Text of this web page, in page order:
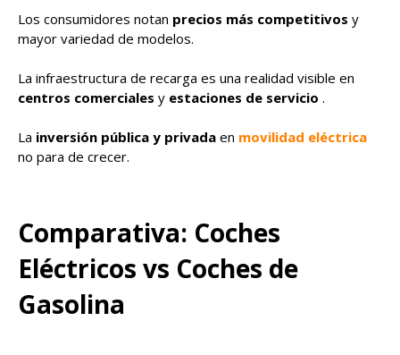
Los consumidores notan precios más competitivos y
mayor variedad de modelos.
La infraestructura de recarga es una realidad visible en
centros comerciales y estaciones de servicio .
La inversión pública y privada en movilidad eléctrica
no para de crecer.
Comparativa: Coches
Eléctricos vs Coches de
Gasolina